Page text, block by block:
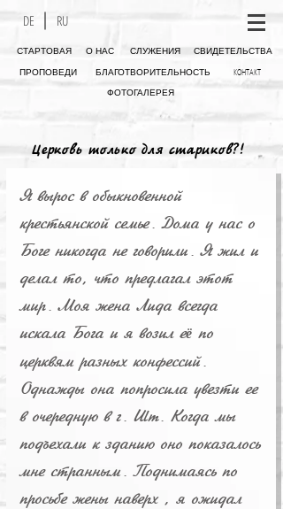
DE RU
СТАРТОВАЯ О НАС СЛУЖЕНИЯ СВИДЕТЕЛЬСТВА
ПРОПОВЕДИ БЛАГОТВОРИТЕЛЬНОСТЬ КОНТАКТ
ФОТОГАЛЕРЕЯ
Церковь только для стариков?!
Я вырос в обыкновенной
крестьянской семье. Дома у нас о
Боге никогда не говорили. Я жил и
делал то, что предлагал этот
мир. Моя жена Лида всегда
искала Бога и я возил её по
церквям разных конфессий.
Однажды она попросила увезти ее
в очередную в г. Ulm. Когда мы
подъехали к зданию оно показалось
мне странным. Поднимаясь по
просьбе жены наверх , я ожидал